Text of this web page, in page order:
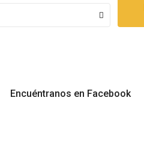
Encuéntranos en Facebook